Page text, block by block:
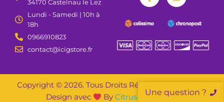
34170 Castelnau le Lez
Lundi - Samedi | 10h à
18h
0966910823
contact@icigstore.fr
Copyright © 2026. Tous Droits Réservés | Création &
Design avec
By Citrus AgenceUne question ?